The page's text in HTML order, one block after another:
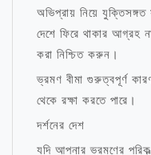
অভিপ্রায় নিয়ে
দেশে ফিরে থাকার আগ্রহ
করা নিশ্চিত করুন।
ভ্রমণ বীমা গুরুত্বপূর্ণ
থেকে রক্ষা করতে পারে।
দর্শনের দেশ
যদি আপনার ভ্রমণের